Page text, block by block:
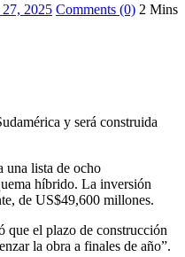
2025 Comments (0) 2 Mins
y será construida
una lista de ocho
híbrido. La inversión
de US$49,600 millones.
que el plazo de construcción
la obra a finales de año”.